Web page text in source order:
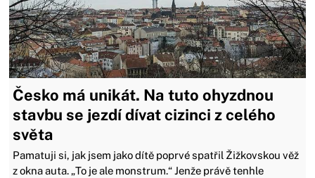
Česko má unikát. Na tuto ohyzdnou
stavbu se jezdí dívat cizinci z celého
světa
Pamatuji si, jak jsem jako dítě poprvé spatřil Žižkovskou věž
z okna auta. „To je ale monstrum.“ Jenže právě tenhle